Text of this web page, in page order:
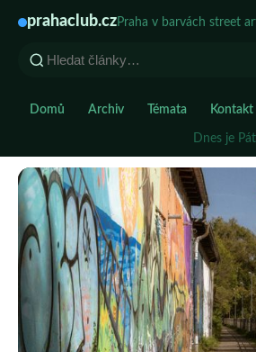
prahaclub.czPraha v barvách street
Domů Archiv Témata Kontakt
Dnes je